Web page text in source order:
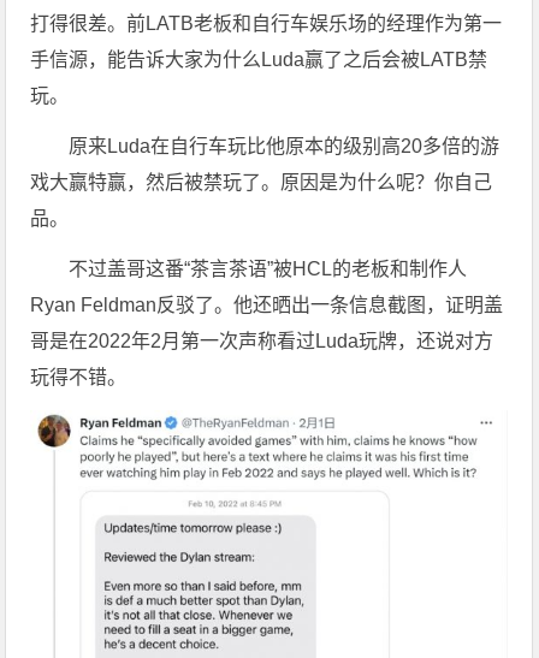
打得很差。前LATB老板和自行车娱乐场的经理作为第一
手信源，能告诉大家为什么Luda赢了之后会被LATB禁
玩。
原来Luda在自行车玩比他原本的级别高20多倍的游
戏大赢特赢，然后被禁玩了。原因是为什么呢？你自己
品。
不过盖哥这番“茶言茶语”被HCL的老板和制作人
Ryan Feldman反驳了。他还晒出一条信息截图，证明盖
哥是在2022年2月第一次声称看过Luda玩牌，还说对方
玩得不错。